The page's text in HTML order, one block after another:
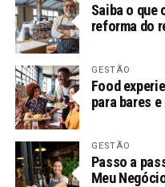
Saiba o que
reforma do
GESTÃO
Food
para bares
GESTÃO
Passo a
Meu